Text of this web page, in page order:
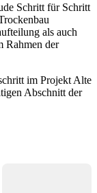
Schritt für Schritt
als auch
Rahmen der
im Projekt Alte
Abschnitt der